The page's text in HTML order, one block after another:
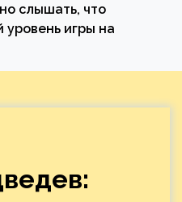
слышать, что
уровень игры на